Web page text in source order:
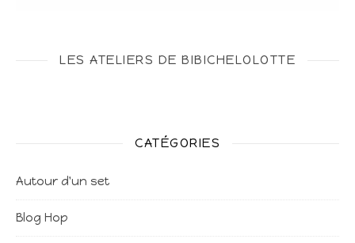
LES ATELIERS DE BIBICHELOLOTTE
CATÉGORIES
Autour d'un set
Blog Hop